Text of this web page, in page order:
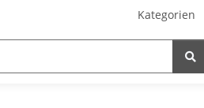
Kategorien